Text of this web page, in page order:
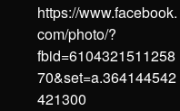
https://www.facebook.
com/photo/?
fbid=6104321511258
70&set=a.364144542
421300